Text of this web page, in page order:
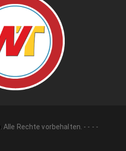
. Alle Rechte vorbehalten. - - - -